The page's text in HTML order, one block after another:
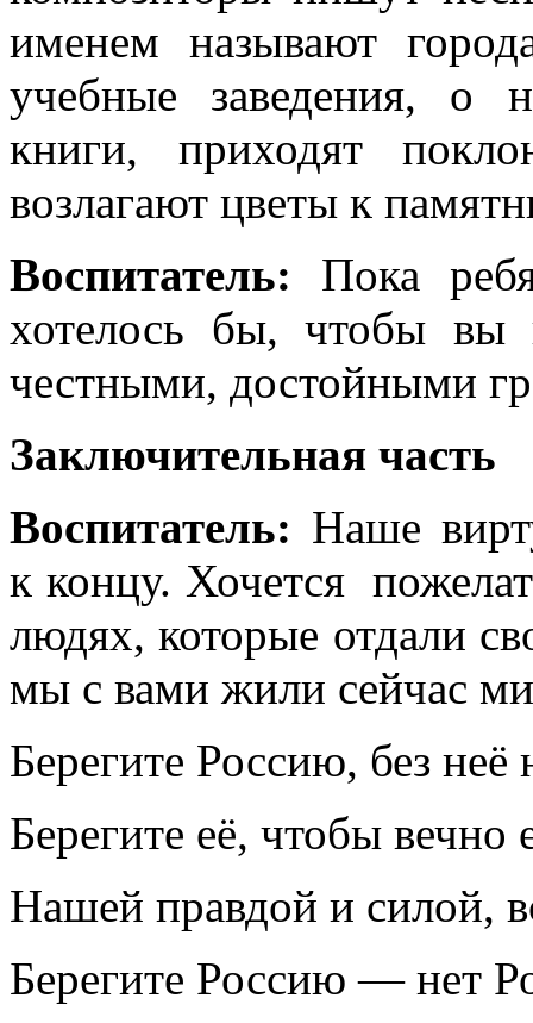
именем называют
учебные заведения,
книги, приходят
возлагают цветы к
Воспитатель: Пока
хотелось бы, чтобы вы
честными, достойными
Заключительная часть
Воспитатель: Наше
к концу. Хочется
людях, которые отдали
мы с вами жили сейчас
Берегите Россию, без
Берегите её, чтобы вечно
Нашей правдой и силой,
Берегите Россию — нет